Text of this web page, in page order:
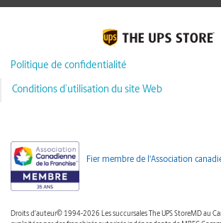
Politique de confidentialité
Conditions d’utilisation du site Web
Fier membre de l'Association
Droits d'auteur© 1994-2026 Les succursales The UPS StoreMD au